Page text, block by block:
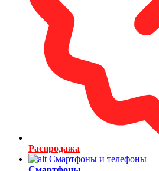
Распродажа
Смартфоны и телефоны